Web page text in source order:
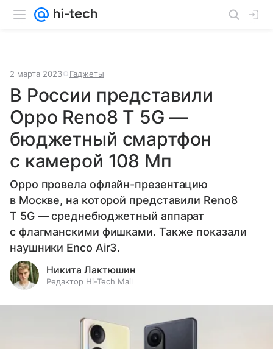
2 марта 2023 Гаджеты
В России представили
Oppo Reno8 T 5G —
бюджетный смартфон
с камерой 108 Мп
Oppo провела офлайн-презентацию
в Москве, на которой представили Reno8
T 5G — среднебюджетный аппарат
с флагманскими фишками. Также показали
наушники Enco Air3.
Никита Лактюшин
Редактор Hi-Tech Mail